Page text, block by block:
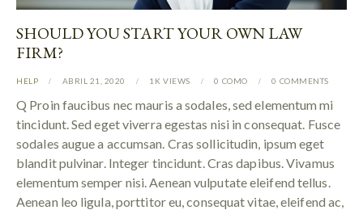
SHOULD YOU START YOUR OWN LAW
FIRM?
HELP ABRIL 21, 2020 1K VIEWS 0 COMO 0 COMMENTS
Q Proin faucibus nec mauris a sodales, sed elementum mi
tincidunt. Sed eget viverra egestas nisi in consequat. Fusce
sodales augue a accumsan. Cras sollicitudin, ipsum eget
blandit pulvinar. Integer tincidunt. Cras dapibus. Vivamus
elementum semper nisi. Aenean vulputate eleifend tellus.
Aenean leo ligula, porttitor eu, consequat vitae, eleifend ac,